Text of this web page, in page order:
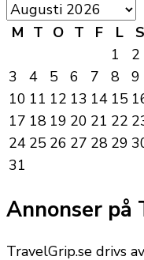
M T O T F L
S
1
2
3
4 5 6 7 8
9
10 11 12 13 14 15
17 18 19 20 21 22
24 25 26 27 28 29
31
Annonser på
TravelGrip.se drivs